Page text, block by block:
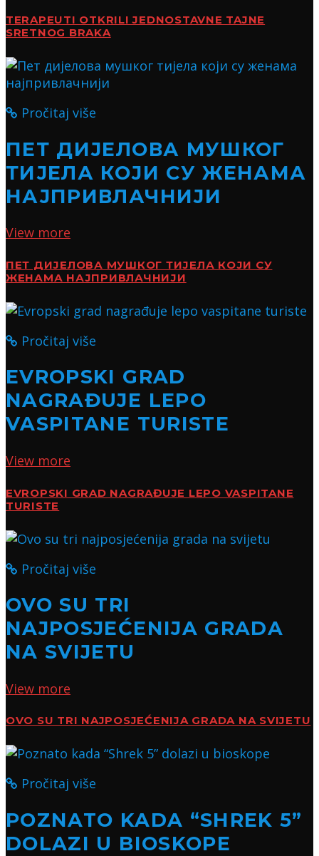
TERAPEUTI OTKRILI JEDNOSTAVNE TAJNE
SRETNOG BRAKA
Pročitaj više
ПЕТ ДИЈЕЛОВА МУШКОГ
ТИЈЕЛА КОЈИ СУ ЖЕНАМА
НАЈПРИВЛАЧНИЈИ
View more
ПЕТ ДИЈЕЛОВА МУШКОГ ТИЈЕЛА КОЈИ СУ
ЖЕНАМА НАЈПРИВЛАЧНИЈИ
Pročitaj više
EVROPSKI GRAD
NAGRAĐUJE LEPO
VASPITANE TURISTE
View more
EVROPSKI GRAD NAGRAĐUJE LEPO VASPITANE
TURISTE
Pročitaj više
OVO SU TRI
NAJPOSJEĆENIJA GRADA
NA SVIJETU
View more
OVO SU TRI NAJPOSJEĆENIJA GRADA NA SVIJETU
Pročitaj više
POZNATO KADA “SHREK 5”
DOLAZI U BIOSKOPE